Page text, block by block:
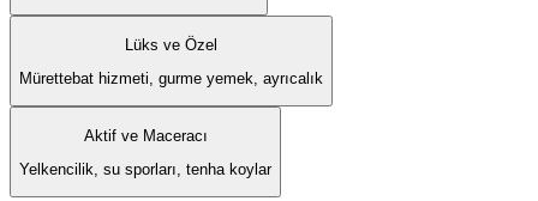
Lüks ve Özel
Mürettebat hizmeti, gurme yemek, ayrıcalık
Aktif ve Maceracı
Yelkencilik, su sporları, tenha koylar